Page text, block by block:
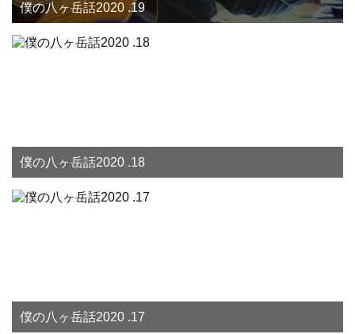
僕の八ヶ岳話2020 .19
僕の八ヶ岳話2020 .18
僕の八ヶ岳話2020 .17